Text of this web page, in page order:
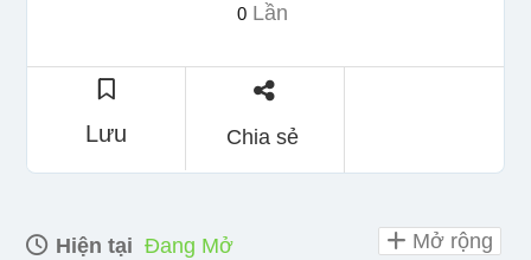
0Lần
Lưu Chia sẻ
Hiện tại Đang Mở Mở rộng